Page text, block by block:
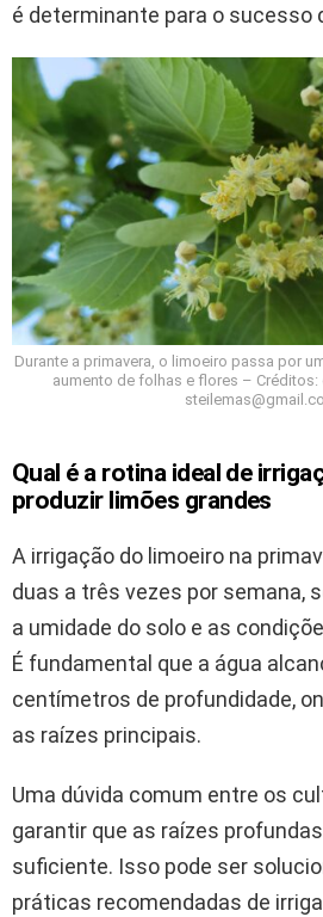
é determinante para o sucesso
Durante a primavera, o limoeiro passa por
aumento de folhas e flores –
Qual é a rotina ideal de
produzir limões grandes
A irrigação do limoeiro na
duas a três vezes por semana,
a umidade do solo e as
É fundamental que a água
centímetros de profundidade,
as raízes principais.
Uma dúvida comum entre os
garantir que as raízes
suficiente. Isso pode ser
práticas recomendadas de